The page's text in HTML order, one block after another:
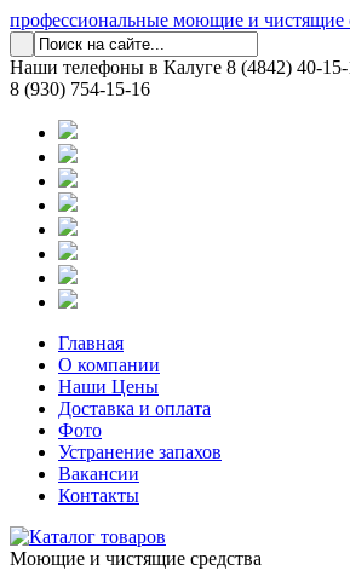
профессиональные моющие и чистящие
Наши телефоны в Калуге 8 (4842) 40-
8 (930) 754-15-16
Главная
О компании
Наши Цены
Доставка и оплата
Фото
Устранение запахов
Вакансии
Контакты
Моющие и чистящие средства